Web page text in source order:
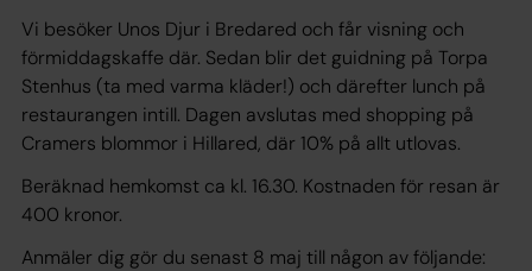
Vi besöker Unos Djur i Bredared och får visning och
förmiddagskaffe där. Sedan blir det guidning på Torpa
Stenhus (ta med varma kläder!) och därefter lunch på
restaurangen intill. Dagen avslutas med shopping på
Cramers blommor i Hillared, där 10% på allt utlovas.
Beräknad hemkomst ca kl. 16.30. Kostnaden för resan är
400 kronor.
Anmäler dig gör du senast 8 maj till någon av följande: